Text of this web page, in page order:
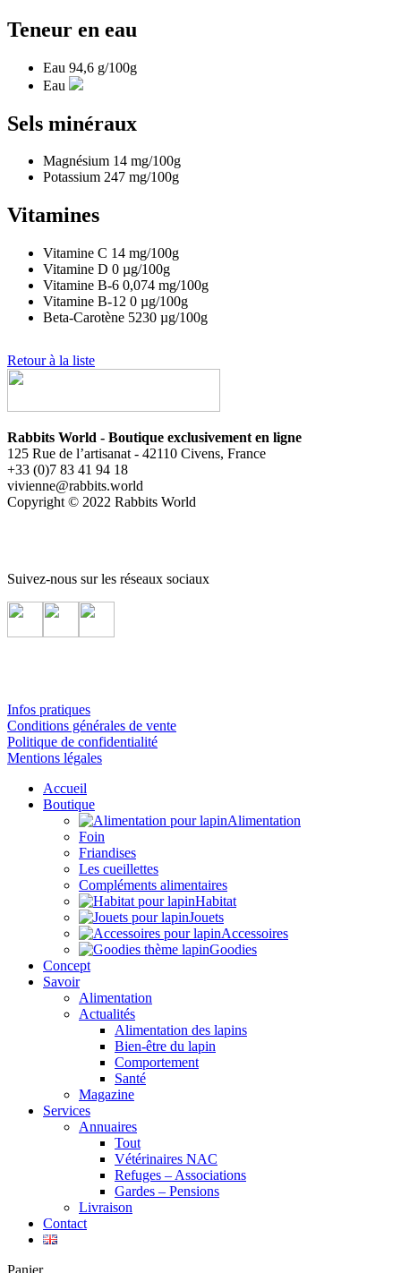
Teneur en eau
Eau 94,6 g/100g
Eau
Sels minéraux
Magnésium 14 mg/100g
Potassium 247 mg/100g
Vitamines
Vitamine C 14 mg/100g
Vitamine D 0 µg/100g
Vitamine B-6 0,074 mg/100g
Vitamine B-12 0 µg/100g
Beta-Carotène 5230 µg/100g
Retour à la liste
Rabbits World - Boutique exclusivement en ligne
125 Rue de l’artisanat - 42110 Civens, France
+33 (0)7 83 41 94 18
vivienne@rabbits.world
Copyright © 2022 Rabbits World
Suivez-nous sur les réseaux sociaux
Infos pratiques
Conditions générales de vente
Politique de confidentialité
Mentions légales
Accueil
Boutique
Alimentation
Foin
Friandises
Les cueillettes
Compléments alimentaires
Habitat
Jouets
Accessoires
Goodies
Concept
Savoir
Alimentation
Actualités
Alimentation des lapins
Bien-être du lapin
Comportement
Santé
Magazine
Services
Annuaires
Tout
Vétérinaires NAC
Refuges – Associations
Gardes – Pensions
Livraison
Contact